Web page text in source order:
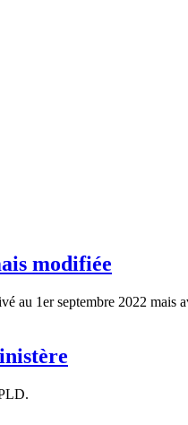
modifiée
au 1er septembre 2022 mais